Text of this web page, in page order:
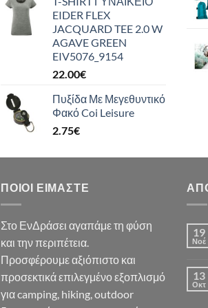
EIDER FLEX
JACQUARD TEE 2.0 W
AGAVE GREEN
EIV5076_9154
22.00€
Πυξίδα Με Μεγεθυντικό
Φακό Coi Leisure
2.75€
ΠΟΙΟΙ ΕΊΜΑΣΤΕ
Στο ΕνΔράσει αγαπάμε τη φύση
και την περιπέτεια.
Προσφέρουμε αξιόπιστο και
προσεκτικά επιλεγμένο εξοπλισμό
για camping, hiking, outdoor
19
Νοέ
13
Οκτ